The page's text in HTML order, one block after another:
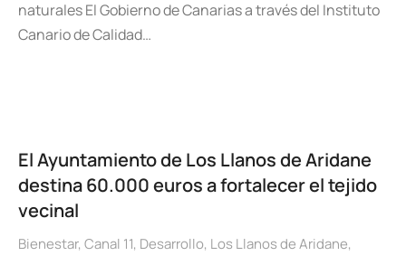
naturales El Gobierno de Canarias a través del Instituto
Canario de Calidad…
El Ayuntamiento de Los Llanos de Aridane
destina 60.000 euros a fortalecer el tejido
vecinal
Bienestar, Canal 11, Desarrollo, Los Llanos de Aridane,